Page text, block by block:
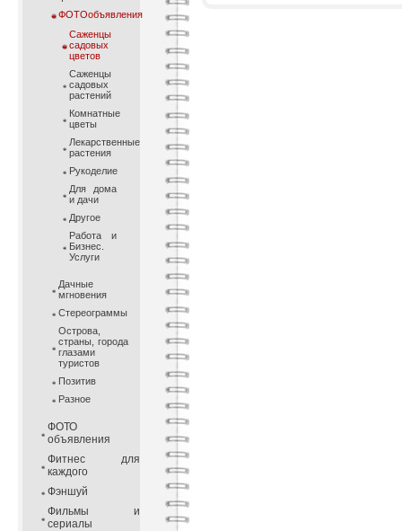
ФОТОобъявления
Саженцы
садовых
цветов
Саженцы
садовых
растений
Комнатные
цветы
Лекарственные
растения
Рукоделие
Для дома
и дачи
Другое
Работа и
Бизнес.
Услуги
Дачные
мгновения
Стереограммы
Острова,
страны, города
глазами
туристов
Позитив
Разное
ФОТО
объявления
Фитнес для
каждого
Фэншуй
Фильмы и
сериалы